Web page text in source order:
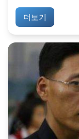
더보기